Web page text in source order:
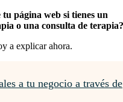
tu página web si tienes un
o una consulta de terapia?
a explicar ahora.
a tu negocio a través de